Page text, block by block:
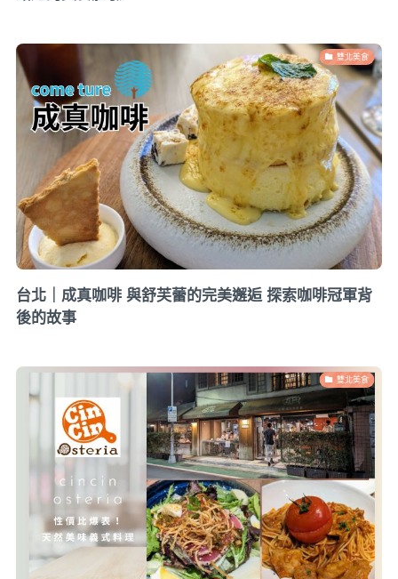
雙北美食
台北｜成真咖啡 與舒芙蕾的完美邂逅 探索咖啡冠軍背
後的故事
雙北美食